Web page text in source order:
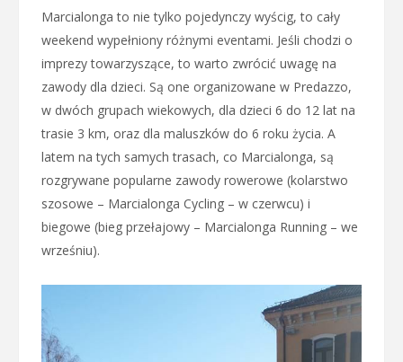
Marcialonga to nie tylko pojedynczy wyścig, to cały
weekend wypełniony różnymi eventami. Jeśli chodzi o
imprezy towarzyszące, to warto zwrócić uwagę na
zawody dla dzieci. Są one organizowane w Predazzo,
w dwóch grupach wiekowych, dla dzieci 6 do 12 lat na
trasie 3 km, oraz dla maluszków do 6 roku życia. A
latem na tych samych trasach, co Marcialonga, są
rozgrywane popularne zawody rowerowe (kolarstwo
szosowe – Marcialonga Cycling – w czerwcu) i
biegowe (bieg przełajowy – Marcialonga Running – we
wrześniu).